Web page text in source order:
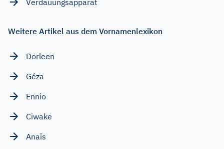
Weitere Artikel aus dem Vornamenlexikon
Dorleen
Géza
Ennio
Ciwake
Anaïs